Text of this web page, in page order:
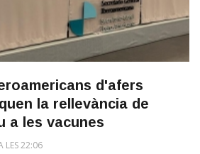
d'afers
la rellevància de
a les vacunes
LES 22:06